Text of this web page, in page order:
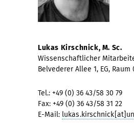
Lukas Kirschnick, M. Sc.
Wissenschaftlicher
Belvederer Allee 1, EG, Raum
Tel.: +49 (0) 36 43/58 30 79
Fax: +49 (0) 36 43/58 31 22
E-Mail: